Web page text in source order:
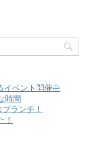
イベント開催中
時間
ランチ！
！